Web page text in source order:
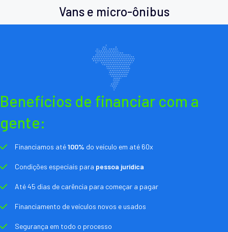
Vans e micro-ônibus
Benefícios de financiar com a
gente:
Financiamos até100% do veículo em até 60x
Condições especiais para pessoa jurídica
Até 45 dias de carência para começar a pagar
Financiamento de veículos novos e usados
Segurança em todo o processo